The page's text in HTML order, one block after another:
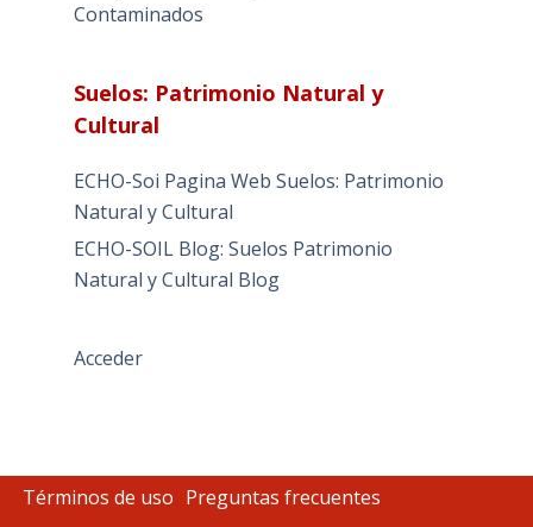
Contaminados
Suelos: Patrimonio Natural y
Cultural
ECHO-Soi Pagina Web Suelos: Patrimonio
Natural y Cultural
ECHO-SOIL Blog: Suelos Patrimonio
Natural y Cultural Blog
Acceder
Términos de uso Preguntas frecuentes